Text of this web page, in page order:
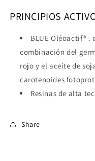
PRINCIPIOS
BLUE Oléoactif® :
combinación del
rojo y el aceite de
carotenoides
Resinas de alta
Share